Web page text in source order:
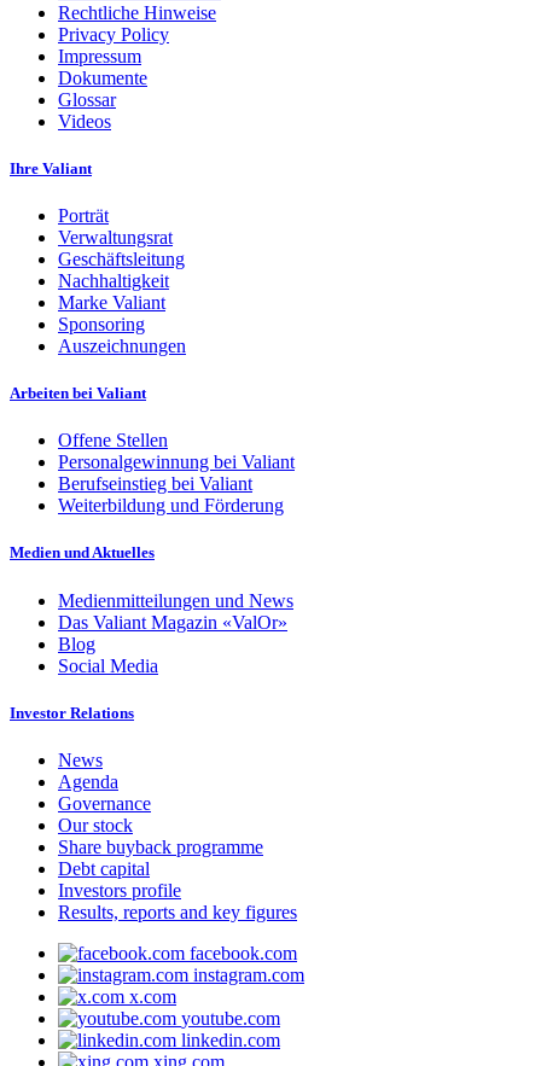
Rechtliche Hinweise
Privacy Policy
Impressum
Dokumente
Glossar
Videos
Ihre Valiant
Porträt
Verwaltungsrat
Geschäftsleitung
Nachhaltigkeit
Marke Valiant
Sponsoring
Auszeichnungen
Arbeiten bei Valiant
Offene Stellen
Personalgewinnung bei Valiant
Berufseinstieg bei Valiant
Weiterbildung und Förderung
Medien und Aktuelles
Medienmitteilungen und News
Das Valiant Magazin «ValOr»
Blog
Social Media
Investor Relations
News
Agenda
Governance
Our stock
Share buyback programme
Debt capital
Investors profile
Results, reports and key figures
facebook.com
instagram.com
x.com
youtube.com
linkedin.com
xing.com